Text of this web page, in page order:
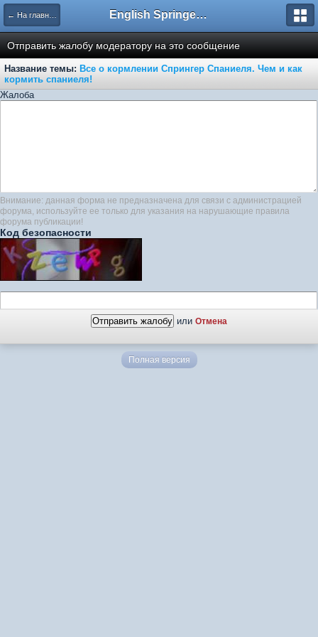
← На главную English Springer Spaniel Club
Отправить жалобу модератору на это сообщение
Название темы: Все о кормлении Спрингер Спаниеля. Чем и как
кормить спаниеля!
Жалоба
Внимание: данная форма не предназначена для связи с администрацией
форума, используйте ее только для указания на нарушающие правила
форума публикации!
Код безопасности
или Отмена
Полная версия